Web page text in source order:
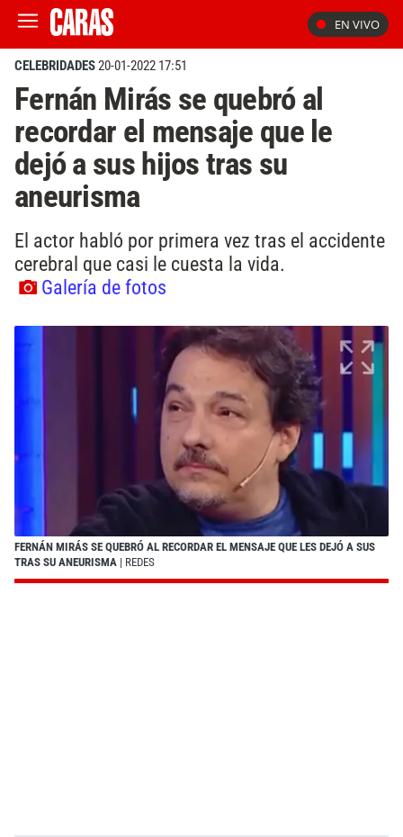
EN VIVO
CELEBRIDADES20-01-2022 17:51
Fernán Mirás se quebró al
recordar el mensaje que le
dejó a sus hijos tras su
aneurisma
El actor habló por primera vez tras el accidente
cerebral que casi le cuesta la vida.
Galería de fotos
FERNÁN MIRÁS SE QUEBRÓ AL RECORDAR EL MENSAJE QUE LES DEJÓ A SUS
TRAS SU ANEURISMA | REDES